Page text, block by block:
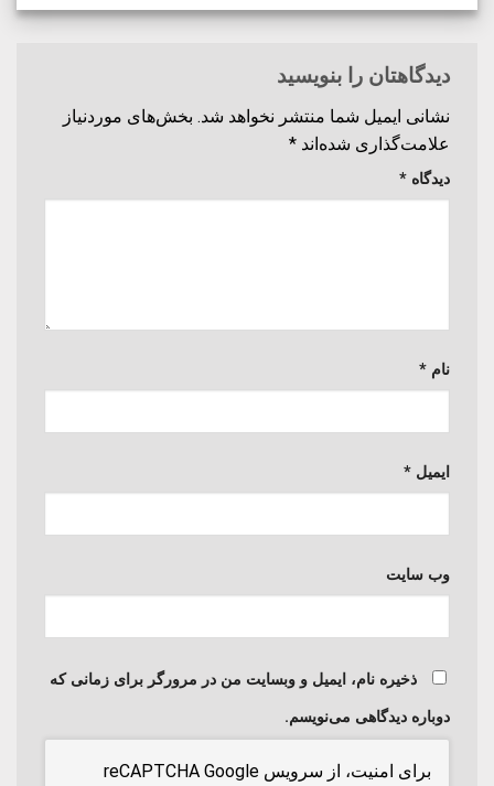
دیدگاهتان را بنویسید
نشانی ایمیل شما منتشر نخواهد شد. بخش‌های موردنیاز
علامت‌گذاری شده‌اند *
دیدگاه *
نام *
ایمیل *
وب‌ سایت
ذخیره نام، ایمیل و وبسایت من در مرورگر برای زمانی که
دوباره دیدگاهی می‌نویسم.
برای امنیت، از سرویس reCAPTCHA Google